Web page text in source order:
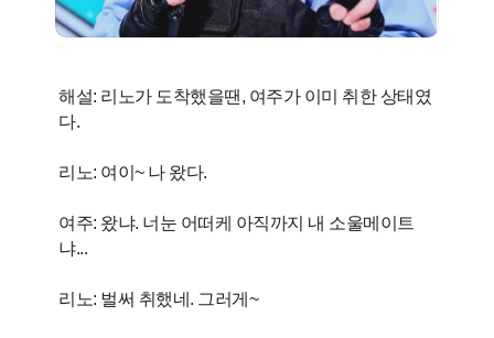
해설: 리노가 도착했을땐, 여주가 이미 취한 상태였
다.
리노: 여이~ 나 왔다.
여주: 왔냐. 너눈 어떠케 아직까지 내 소울메이트
냐...
리노: 벌써 취했네. 그러게~